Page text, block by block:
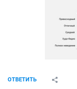
ОТВЕТИТЬ